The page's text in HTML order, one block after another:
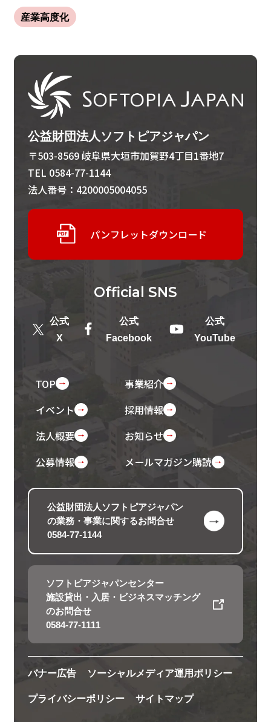
産業高度化
公益財団法人ソフトピアジャパン
〒503-8569 岐阜県大垣市加賀野4丁目1番地7
TEL 0584-77-1144
法人番号：4200005004055
パンフレットダウンロード
Official SNS
公式
X
公式
Facebook
公式
YouTube
TOP
事業紹介
イベント
採用情報
法人概要
お知らせ
公募情報
メールマガジン購読
公益財団法人ソフトピアジャパン
の業務・事業に関するお問合せ
0584-77-1144
ソフトピアジャパンセンター
施設貸出・入居・ビジネスマッチング
のお問合せ
0584-77-1111
バナー広告 ソーシャルメディア運用ポリシー
プライバシーポリシー サイトマップ